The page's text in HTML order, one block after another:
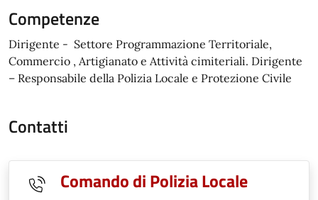
Competenze
Dirigente - Settore Programmazione Territoriale,
Commercio , Artigianato e Attività cimiteriali. Dirigente
– Responsabile della Polizia Locale e Protezione Civile
Contatti
Comando di Polizia Locale